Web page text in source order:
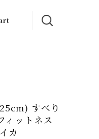
すべり
ィットネス
カ